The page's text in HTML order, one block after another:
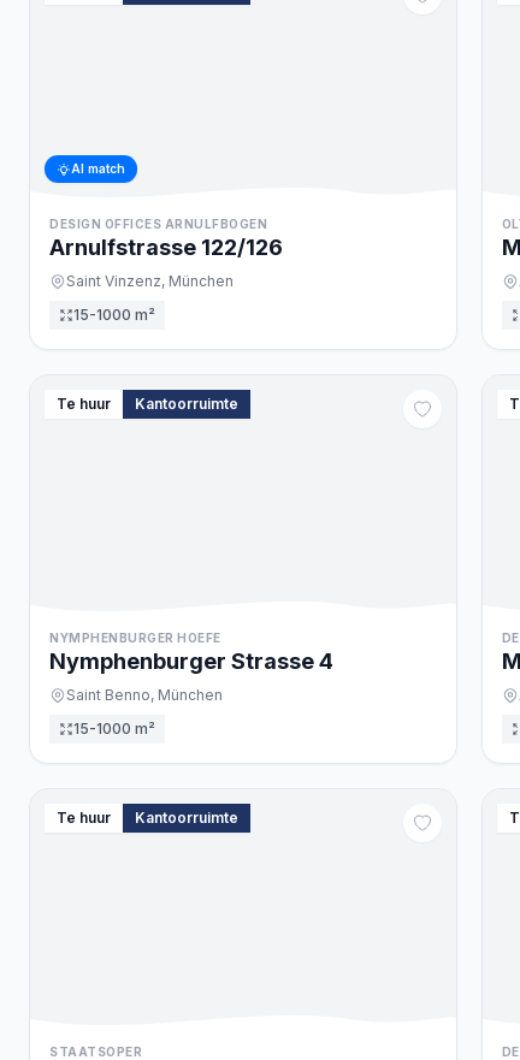
AI match
DESIGN OFFICES ARNULFBOGEN
Arnulfstrasse 122/126
Saint Vinzenz, München
15-1000 m²
Te huur Kantoorruimte
NYMPHENBURGER HOEFE
Nymphenburger Strasse4
Saint Benno, München
15-1000 m²
Te huur Kantoorruimte
STAATSOPER